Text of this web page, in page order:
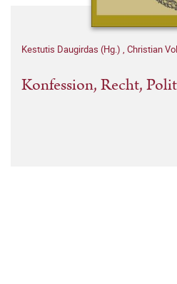
Kestutis Daugirdas (Hg.) , Christian
Konfession, Recht,